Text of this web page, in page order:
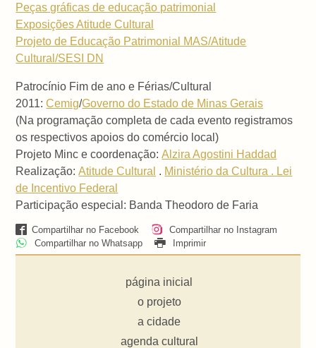
Peças gráficas de educação patrimonial
Exposições Atitude Cultural
Projeto de Educação Patrimonial MAS/Atitude
Cultural/SESI DN
Patrocínio Fim de ano e Férias/Cultural
2011:Cemig/Governo do Estado de Minas Gerais
(Na programação completa de cada evento registramos
os respectivos apoios do comércio local)
Projeto Minc e coordenação:Alzira Agostini Haddad
Realização:Atitude Cultural . Ministério da Cultura . Lei
de Incentivo Federal
Participação especial: Banda Theodoro de Faria
Compartilhar no Facebook
Compartilhar no Instagram
Compartilhar no Whatsapp
Imprimir
página inicial
o projeto
a cidade
agenda cultural